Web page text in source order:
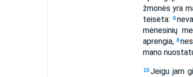
žmonės yra
teisėta: 6
mėnesinių
aprengia, 8
mano
10 Jeigu jam